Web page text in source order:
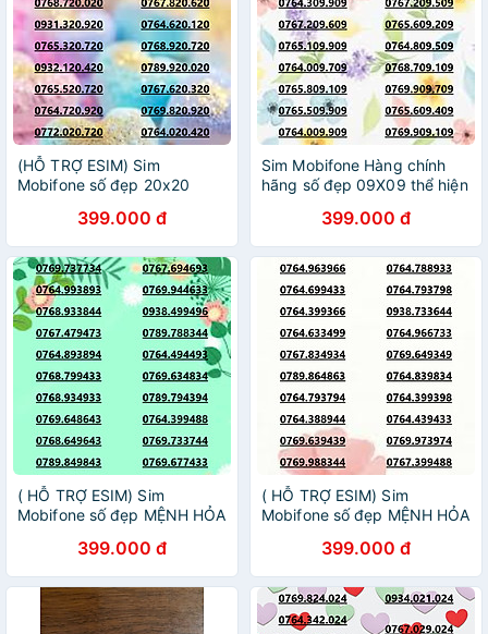
(HỖ TRỢ ESIM) Sim
Mobifone số đẹp 20x20
CHƯA KÍCH HOẠT, PHẢI
ĐĂNG KÝ CHÍNH CHỦ]-
HÀNG CHÍNH HÃNG
399.000 đ
Sim Mobifone Hàng chính
hãng số đẹp 09X09 thể hiện
vững ưu đãi data
180GB[SIM CHƯA KÍCH
HOẠT, BẮT BUỘC ĐK)
399.000 đ
( HỖ TRỢ ESIM) Sim
Mobifone số đẹp MỆNH HỎA
KÍCH HOẠT, PHẢI ĐĂNG KÝ
CHÍNH CHỦ )- Hàng chính
hãng
399.000 đ
( HỖ TRỢ ESIM) Sim
Mobifone số đẹp MỆNH HỎA
KÍCH HOẠT, PHẢI ĐĂNG KÝ
CHÍNH CHỦ )- Hàng chính
hãng
399.000 đ